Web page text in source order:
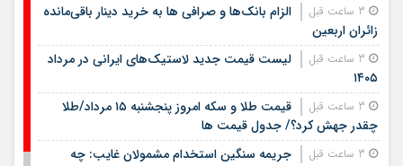
الزام بانک‌ها و صرافی ها به خرید دینار باقی‌مانده
زائران اربعین
لیست قیمت جدید لاستیک‌های ایرانی در مرداد
۱۴۰۵
قیمت طلا و سکه امروز پنجشنبه ۱۵ مرداد/طلا
چقدر جهش کرد؟/ جدول قیمت ها
جریمه سنگین استخدام مشمولان غایب: چه